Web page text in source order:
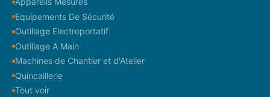
Equipements De Sécurité
Outillage Electroportatif
Outillage A Main
Machines de Chantier et d'Atelier
Quincaillerie
Tout voir